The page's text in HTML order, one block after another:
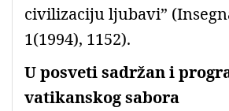
civilizaciju ljubavi”
1(1994), 1152).
U posveti sadržan i
vatikanskog sabora